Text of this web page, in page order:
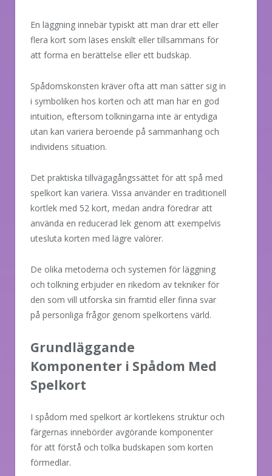
En läggning innebär typiskt att man drar ett eller
flera kort som läses enskilt eller tillsammans för
att forma en berättelse eller ett budskap.
Spådomskonsten kräver ofta att man sätter sig in
i symboliken hos korten och att man har en god
intuition, eftersom tolkningarna inte är entydiga
utan kan variera beroende på sammanhang och
individens situation.
Det praktiska tillvägagångssättet för att spå med
spelkort kan variera. Vissa använder en traditionell
kortlek med 52 kort, medan andra föredrar att
använda en reducerad lek genom att exempelvis
utesluta korten med lägre valörer.
De olika metoderna och systemen för läggning
och tolkning erbjuder en rikedom av tekniker för
den som vill utforska sin framtid eller finna svar
på personliga frågor genom spelkortens värld.
Grundläggande
Komponenter i Spådom Med
Spelkort
I spådom med spelkort är kortlekens struktur och
färgernas innebörder avgörande komponenter
för att förstå och tolka budskapen som korten
förmedlar.